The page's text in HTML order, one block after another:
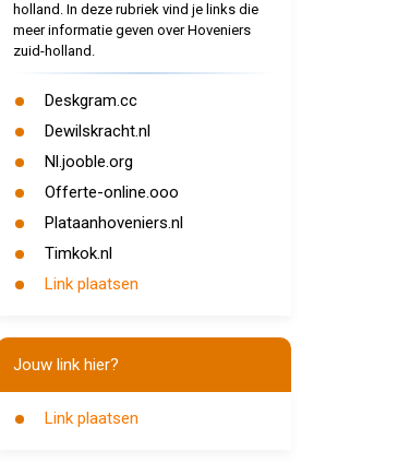
holland. In deze rubriek vind je links die
meer informatie geven over Hoveniers
zuid-holland.
Deskgram.cc
Dewilskracht.nl
Nl.jooble.org
Offerte-online.ooo
Plataanhoveniers.nl
Timkok.nl
Link plaatsen
Jouw link hier?
Link plaatsen